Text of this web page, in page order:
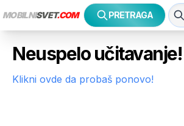
MOBILNISVET.COM PRETRAGA
Neuspelo učitavanje!
Klikni ovde da probaš ponovo!